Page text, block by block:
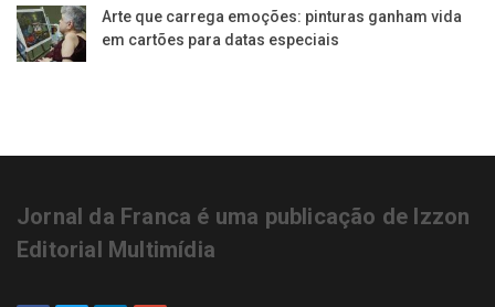
Arte que carrega emoções: pinturas ganham vida
em cartões para datas especiais
Jornal da Franca é uma publicação de Izzon
Editorial Multimídia